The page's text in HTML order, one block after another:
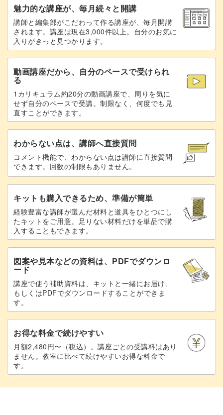
デザインを追求していただけます！
また、おまけとして「しずくちゃん」をポイントに入れる
方法もご紹介。
ぽたりと落ちたしずくは、夏にぴったりな透明感です♪
ストーンをつけるとまわりがもたついたりしますが、この
しずくちゃんならフォルムをくずしません◎
おすすめですので、にじみちゃんと合わせてぜひ習得して
おきましょう。
レッスンでは上品なホワイトで作りましたが、浴衣柄のよ
うな濃紺も素敵です。
さまざまなカラーでアレンジも楽しんでみてくださいね！
完成♪
魅力的な講座が、毎月続々と開講
講師と編集部がこだわって作る講座が、毎月開講
されます。講座は現在3,000件以上。自分のお気に
入りがきっと見つかります。
動画講座だから、自分のペースで受けられ
る
1カリキュラム約20分の動画講座で、周りを気に
せず自分のペースで受講。制限なく、何度でも見
直すことができます。
わからない点は、講師へ直接質問
コメント機能で、わからない点は講師に直接質問
できます。回数の制限もありません。
キットも購入できるため、準備が簡単
経験豊富な講師が選んだ材料と道具をひとつにし
たキットをご用意。足りない材料だけを単品で購
入することもできます。
図案や見本などの資料は、PDFでダウンロ
ード
講座で使う補助資料は、キットと一緒にお届け、
もしくはPDFでダウンロードすることができま
す。
お得な料金で続けやすい
月額2,480円〜（税込）。講座ごとの受講料はあり
ません。教室に比べて続けやすいお得な料金で
す。